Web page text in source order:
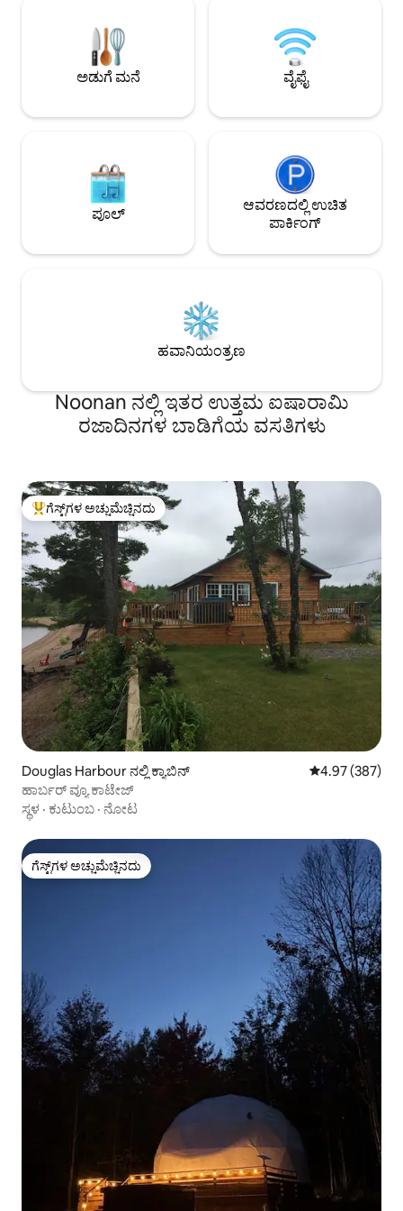
ಸಮತೋಲನವನ್ನು ನೀಡುತ್ತದೆ!
ಲಾಫ್ಟ್ ರಾಣಿ ಹಾಸಿಗೆ
ಪ್ರದೇಶವನ್ನು
ಅಡುಗೆ ಮನೆ ವೈಫೈ
ಪೂಲ್
ಆವರಣದಲ್ಲಿ ಉಚಿತ
ಪಾರ್ಕಿಂಗ್
ಹವಾನಿಯಂತ್ರಣ
Noonan ನಲ್ಲಿ ಇತರ ಉತ್ತಮ ಐಷಾರಾಮಿ
ರಜಾದಿನಗಳ ಬಾಡಿಗೆಯ ವಸತಿಗಳು
ಗೆಸ್ಟ್‌ಗಳಿಗೆ ಅತಿ ಹೆಚ್ಚು ಅಚ್ಚುಮೆಚ್ಚಿನದು
ಗೆಸ್ಟ್‌ಗಳ ಅಚ್ಚುಮೆಚ್ಚಿನದು
Douglas Harbour ನಲ್ಲಿ ಕ್ಯಾಬಿನ್ 5 ರಲ್ಲಿ 4.97
4.97 (387)
ಹಾರ್ಬರ್ ವ್ಯೂ ಕಾಟೇಜ್
ಸ್ಥಳ · ಕುಟುಂಬ · ನೋಟ
ಗೆಸ್ಟ್‌ಗಳ ಅಚ್ಚುಮೆಚ್ಚಿನದು
ಗೆಸ್ಟ್‌ಗಳ ಅಚ್ಚುಮೆಚ್ಚಿನದು